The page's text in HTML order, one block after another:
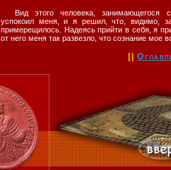
Вид этого человека,
успокоил меня, и я решил, что, видимо,
примерещилось. Надеясь прийти в себя, я
от него меня так развезло, что сознание мое
||